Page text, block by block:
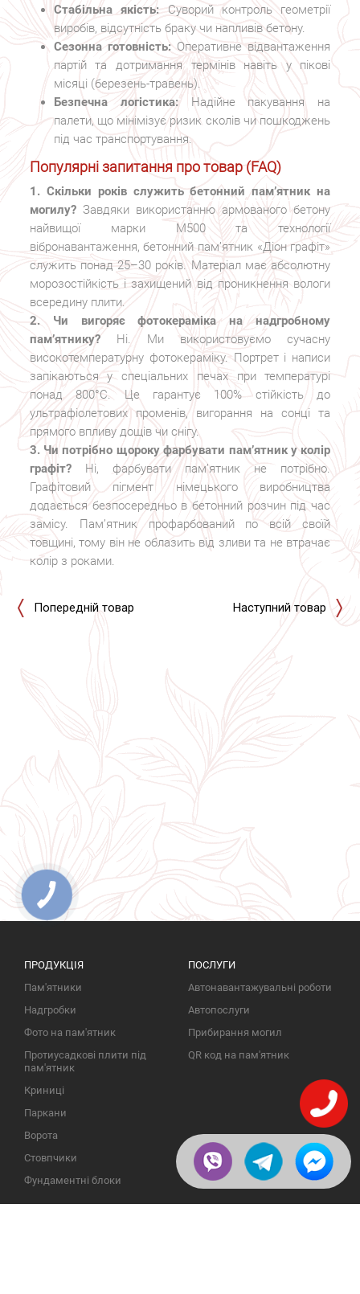
Стабільна якість: Суворий контроль геометрії
виробів, відсутність браку чи напливів бетону.
Сезонна готовність:Оперативне відвантаження
партій та дотримання термінів навіть у пікові
місяці (березень-травень).
Безпечна логістика:Надійне пакування на
палети, що мінімізує ризик сколів чи пошкоджень
під час транспортування.
Популярні запитання про товар (FAQ)
1. Скільки років служить бетонний пам’ятник на
могилу?Завдяки використанню армованого бетону
найвищої марки М500 та технології
вібронавантаження, бетонний пам’ятник «Діон графіт»
служить понад 25–30 років. Матеріал має абсолютну
морозостійкість і захищений від проникнення вологи
всередину плити.
2. Чи вигоряє фотокераміка на надгробному
пам’ятнику?Ні. Ми використовуємо сучасну
високотемпературну фотокераміку. Портрет і написи
запікаються у спеціальних печах при температурі
понад 800°C. Це гарантує 100% стійкість до
ультрафіолетових променів, вигорання на сонці та
прямого впливу дощів чи снігу.
3. Чи потрібно щороку фарбувати пам’ятник у колір
графіт?Ні, фарбувати пам’ятник не потрібно.
Графітовий пігмент німецького виробництва
додається безпосередньо в бетонний розчин під час
замісу. Пам’ятник профарбований по всій своїй
товщині, тому він не облазить від зливи та не втрачає
колір з роками.
Попередній товар Наступний товар
ПРОДУКЦІЯ
Пам'ятники
Надгробки
Фото на пам'ятник
Протиусадкові плити під
пам'ятник
Криниці
Паркани
Ворота
Стовпчики
Фундаментні блоки
ПОСЛУГИ
Автонавантажувальні роботи
Автопослуги
Прибирання могил
QR код на пам'ятник